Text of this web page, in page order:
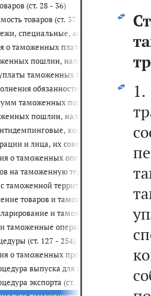
(ст. 28 - 36)
товаров (ст. 37 - 45)
специальные, антидемпинговые,
о таможенных платежах (ст. 46 - 50)
пошлин, налогов (ст. 51 - 56)
таможенных пошлин, налогов
обязанности по уплате
таможенных пошлин, налогов и
пошлин, налогов (ст. 68 - 70)
компенсационные и
и лица, их совершающие (ст. 78 -
о таможенных операциях и лицах,
на таможенную территорию Союза
таможенной территории Союза и
товаров и таможенные
и таможенные операции,
таможенные операции, связанные с
(ст. 127 - 254)
о таможенных процедурах (ст. 127 -
выпуска для внутреннего
экспорта (ст. 139 - 141)